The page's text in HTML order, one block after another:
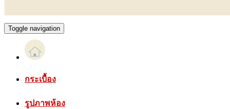
Toggle navigation
กระเบื้อง
รูปภาพห้อง